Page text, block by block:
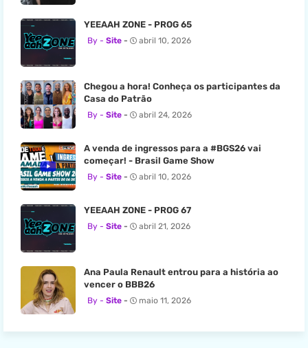
YEEAAH ZONE - PROG 65
Site abril 10, 2026
Chegou a hora! Conheça os participantes da
Casa do Patrão
Site abril 24, 2026
A venda de ingressos para a #BGS26 vai
começar! - Brasil Game Show
Site abril 10, 2026
YEEAAH ZONE - PROG 67
Site abril 21, 2026
Ana Paula Renault entrou para a história ao
vencer o BBB26
Site maio 11, 2026